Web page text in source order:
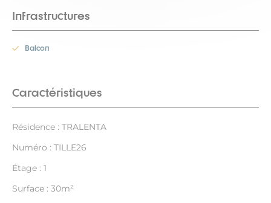
Infrastructures
Balcon
Caractéristiques
Résidence : TRALENTA
Numéro : TILLE26
Étage : 1
Surface : 30m²